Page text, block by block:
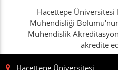
Hacettepe
Mühendisliği
Mühendislik
akredite